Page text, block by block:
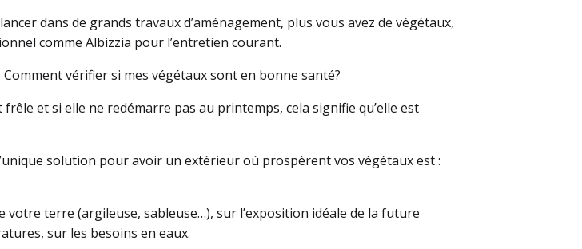
dans de grands travaux d’aménagement, plus vous avez de végétaux,
comme Albizzia pour l’entretien courant.
vérifier si mes végétaux sont en bonne santé?
et si elle ne redémarre pas au printemps, cela signifie qu’elle est
solution pour avoir un extérieur où prospèrent vos végétaux est :
terre (argileuse, sableuse…), sur l’exposition idéale de la future
sur les besoins en eaux.